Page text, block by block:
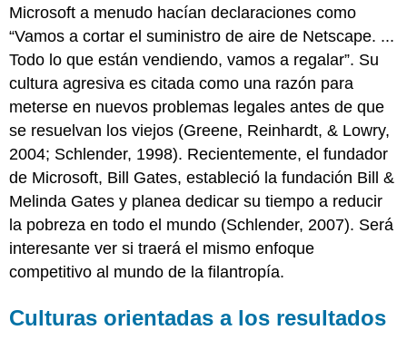
Microsoft a menudo hacían declaraciones como
“Vamos a cortar el suministro de aire de Netscape. ...
Todo lo que están vendiendo, vamos a regalar”. Su
cultura agresiva es citada como una razón para
meterse en nuevos problemas legales antes de que
se resuelvan los viejos (Greene, Reinhardt, & Lowry,
2004; Schlender, 1998). Recientemente, el fundador
de Microsoft, Bill Gates, estableció la fundación Bill &
Melinda Gates y planea dedicar su tiempo a reducir
la pobreza en todo el mundo (Schlender, 2007). Será
interesante ver si traerá el mismo enfoque
competitivo al mundo de la filantropía.
Culturas orientadas a los resultados